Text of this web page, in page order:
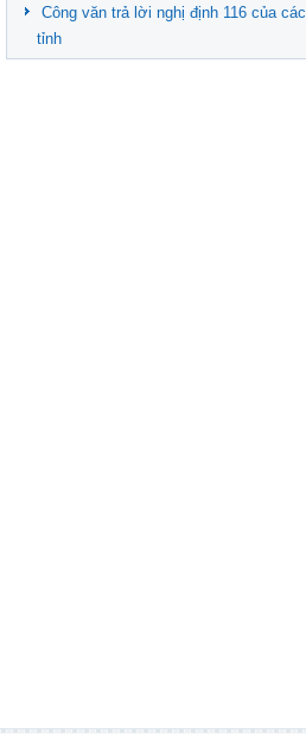
Công văn trả lời nghị định 116 của các
tỉnh